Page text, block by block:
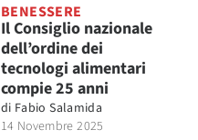
BENESSERE
Il Consiglio nazionale
dell’ordine dei
tecnologi alimentari
compie 25 anni
di Fabio Salamida
14 Novembre 2025